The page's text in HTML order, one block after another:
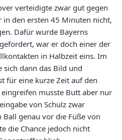
verteidigte zwar gut gegen
in den ersten 45 Minuten nicht,
Dafür wurde Bayerns
war er doch einer der
in Halbzeit eins. Im
sich dann das Bild und
für eine kurze Zeit auf den
musste Butt aber nur
von Schulz zwar
genau vor die Füße von
die Chance jedoch nicht